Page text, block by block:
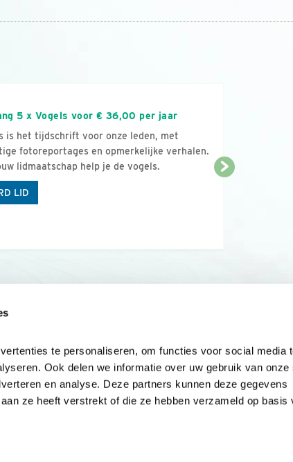
te personaliseren, om functies voor social media
Ook delen we informatie over uw gebruik van onze
en analyse. Deze partners kunnen deze gegevens
ze heeft verstrekt of die ze hebben verzameld op basis
5 x Vogels voor € 36,00 per jaar
is het tijdschrift voor onze leden, met
fotoreportages en opmerkelijke verhalen.
lidmaatschap help je de vogels.
LID